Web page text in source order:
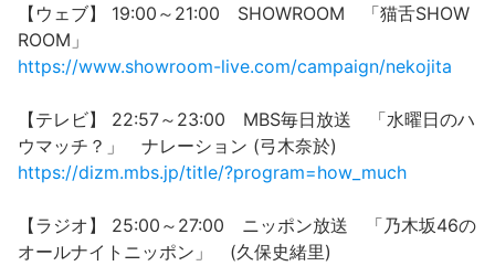
【ウェブ】 19:00～21:00 SHOWROOM 「猫舌SHOW
ROOM」
https://www.showroom-live.com/campaign/nekojita
【テレビ】 22:57～23:00 MBS毎日放送 「水曜日のハ
ウマッチ？」 ナレーション (弓木奈於)
https://dizm.mbs.jp/title/?program=how_much
【ラジオ】 25:00～27:00 ニッポン放送 「乃木坂46の
オールナイトニッポン」 (久保史緒里)